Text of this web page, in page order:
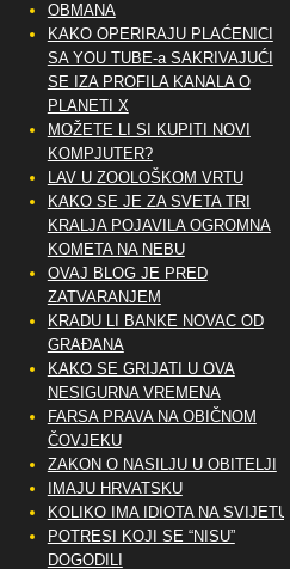
OBMANA
KAKO OPERIRAJU PLAĆENICI
SA YOU TUBE-a SAKRIVAJUĆI
SE IZA PROFILA KANALA O
PLANETI X
MOŽETE LI SI KUPITI NOVI
KOMPJUTER?
LAV U ZOOLOŠKOM VRTU
KAKO SE JE ZA SVETA TRI
KRALJA POJAVILA OGROMNA
KOMETA NA NEBU
OVAJ BLOG JE PRED
ZATVARANJEM
KRADU LI BANKE NOVAC OD
GRAĐANA
KAKO SE GRIJATI U OVA
NESIGURNA VREMENA
FARSA PRAVA NA OBIČNOM
ČOVJEKU
ZAKON O NASILJU U OBITELJI
IMAJU HRVATSKU
KOLIKO IMA IDIOTA NA SVIJETU?
POTRESI KOJI SE “NISU”
DOGODILI